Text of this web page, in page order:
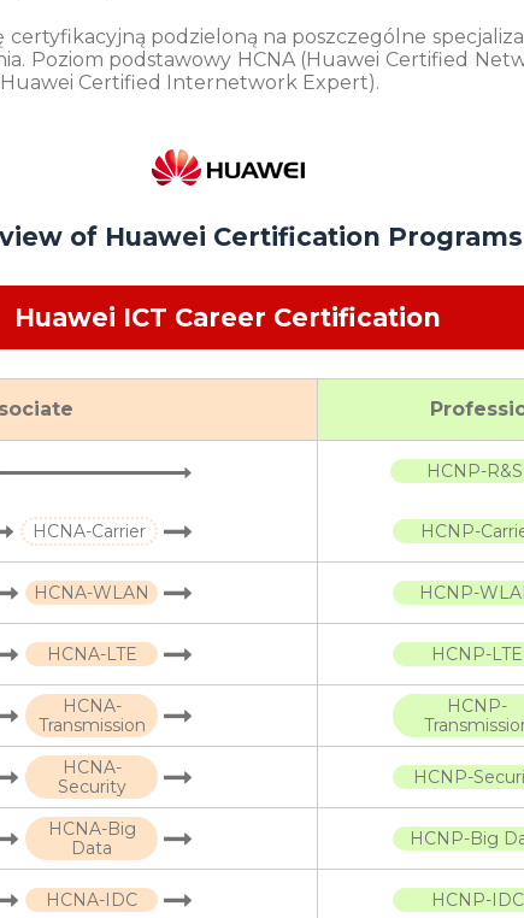
podzieloną na poszczególne
Poziom podstawowy HCNA (Huawei Certified
Certified Internetwork Expert).
of Huawei Certification Programs
Huawei ICT Career Certification
HCNA-Carrier
HCNP-R&S
HCNP-
HCNA-WLAN HCNP-
HCNA-LTE HCNP-LTE
HCNA-
Transmission
HCNP-
HCNA-
Security
HCNP-
HCNA-Big
Data
HCNP-Big
HCNA-IDC HCNP-IDC